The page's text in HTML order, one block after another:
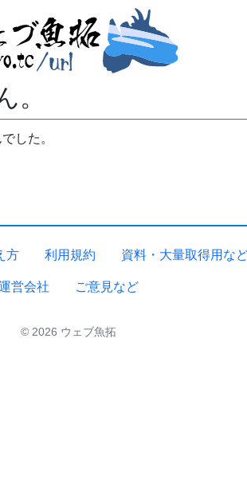
。
した。
方 利用規約 資料・大量取得用な
営会社 ご意見など
© 2026 ウェブ魚拓